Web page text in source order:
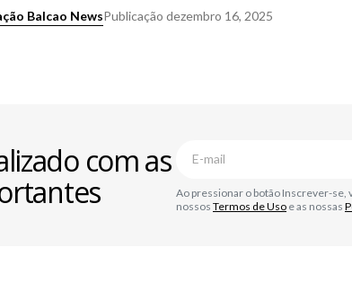
Balcao NewsPublicação dezembro 16, 2025
com as
Ao pressionar o botão Inscrever-
nossos Termos de Uso e as nossas